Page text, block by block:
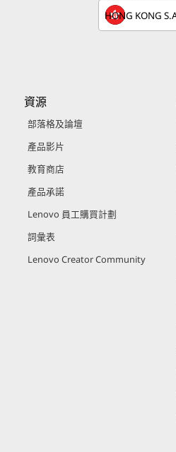
資源
部落格及論壇
產品影片
教育商店
產品承諾
Lenovo 員工購買計劃
詞彙表
Lenovo Creator Community